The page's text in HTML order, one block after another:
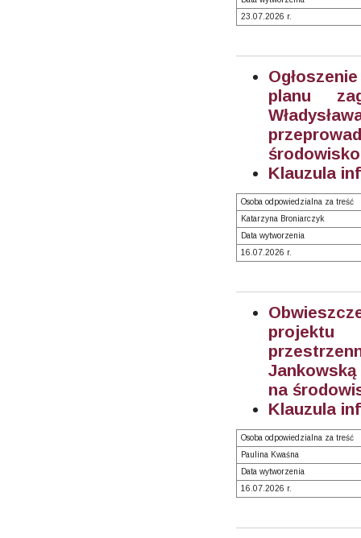
23.07.2026 r.
planu
Klauzula
Osoba odpowiedzialna za treść
Katarzyna Broniarczyk
Data wytworzenia
16.07.2026 r.
projektu
na
Klauzula
Osoba odpowiedzialna za treść
Paulina Kwaśna
Data wytworzenia
16.07.2026 r.